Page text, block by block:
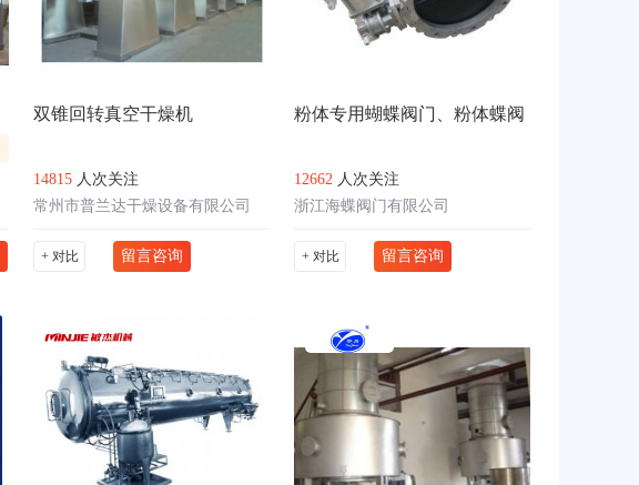
双锥回转真空干燥机
14815 人次关注
常州市普兰达干燥设备有限公司
+ 对比 留言咨询
粉体专用蝴蝶阀门、粉体蝶阀
12662 人次关注
浙江海蝶阀门有限公司
+ 对比 留言咨询